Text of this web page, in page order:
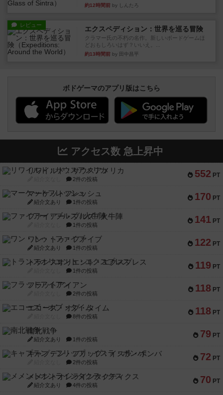
約12時間前 by しんたろ
レビュー エクスペディション：世界を巡る冒険
クラマー氏の不朽の名作。新しいボードゲームほ
どおもしろいはず？いいえ。...
約13時間前 by 田中昌平
ボドゲーマのアプリ版はこちら
アクセス数 急上昇中
552 PT
リワイルド：サウスアメリカ
2件の投稿
170 PT
マーケットフレッシュ
紹介文あり 1件の投稿
141 PT
ファイアー・ブルズ / 火牛陣
1件の投稿
122 PT
ワン・トゥ・ファイブ
紹介文あり 1件の投稿
119 PT
トランスオリエント・エクスプレス
1件の投稿
118 PT
フラットアイアン
2件の投稿
118 PT
エコーズ・オブ・タイム
8件の投稿
79 PT
南北戦争
紹介文あり 1件の投稿
72 PT
キャプテン・フリップ：イスラ・ボンバ
2件の投稿
70 PT
メメントオンラインタクティクス
紹介文あり 4件の投稿